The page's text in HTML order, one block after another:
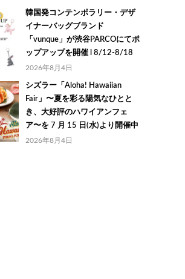
韓国発コンテンポラリー・デザ
イナーバッグブランド
「vunque」が渋谷PARCOにてポ
ップアップを開催 l 8/12-8/18
2026年8月4日
シズラー「Aloha! Hawaiian
Fair」〜夏を彩る陽気なひとと
き、大好評のハワイアンフェ
ア〜を 7 月 15 日(水)より開催中
2026年8月4日